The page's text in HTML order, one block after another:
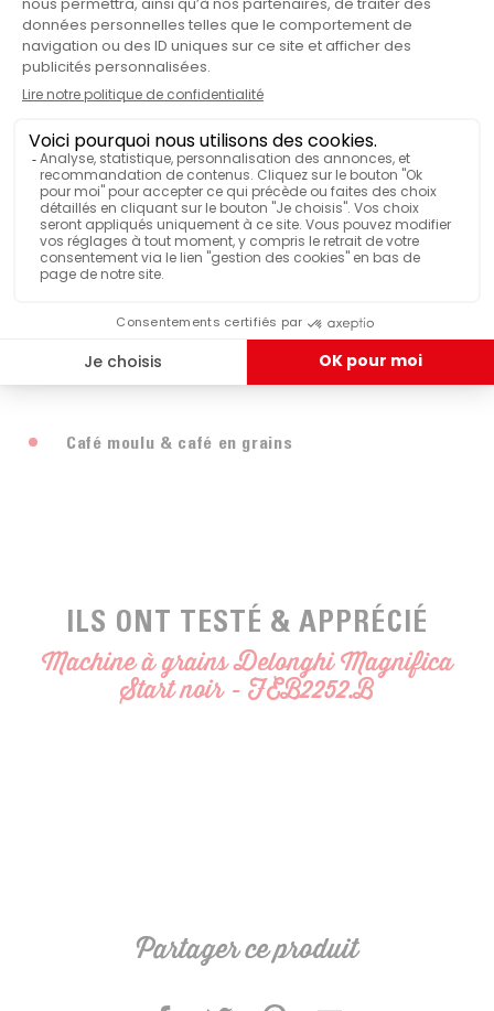
- 4 recettes en accès direct : Expresso, Café, Filter
Style, café glacé
- Fonction doppio +, pour un expresso double plus
intense
- Buse vapeur
- Broyeur intégré (13 niveaux)
- Capacité du réservoir de café en grains : 250g
- Capacité du réservoir d'eau : 1.8 l
- Utilisation avec café en grains ou moulu
- Préparation de 2 cafés simultanément
- Système Thermoblock
- Réglage du volume d'eau
COULEUR
FINITION
MATIÈRE
PRODUITS Machine
PROCÉDÉ D'EXTRACTION
VOIR PLUS DE CARACTÉRISTIQUES
Café moulu & café en grains
ILS ONT TESTÉ & APPRÉCIÉ
Machine à grains Delonghi Magnifica
Start noir - FEB2252.B
Partager ce produit